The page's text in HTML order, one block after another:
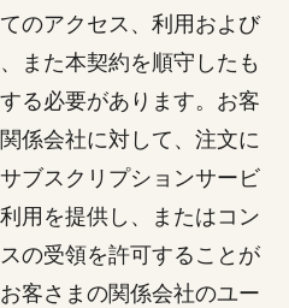
のアクセス、利用および
また本契約を順守したも
る必要があります。お客
係会社に対して、注文に
ブスクリプションサービ
用を提供し、またはコン
の受領を許可することが
客さまの関係会社のユー